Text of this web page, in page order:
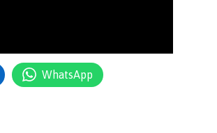
WhatsApp